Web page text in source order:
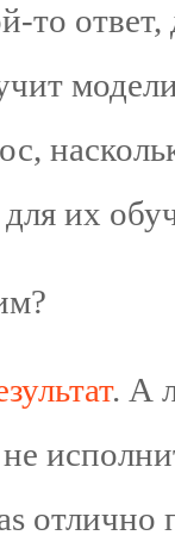
то
их
. А
отлично